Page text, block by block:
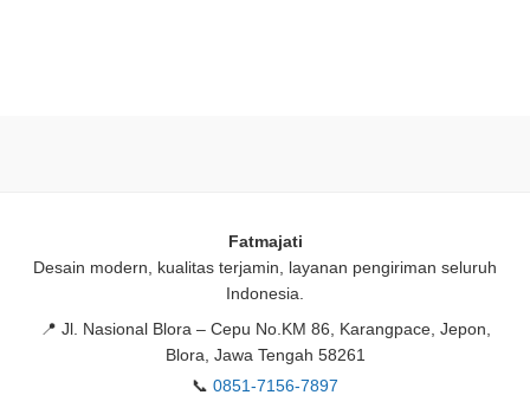
Fatmajati
Desain modern, kualitas terjamin, layanan pengiriman seluruh
Indonesia.
📍 Jl. Nasional Blora – Cepu No.KM 86, Karangpace, Jepon,
Blora, Jawa Tengah 58261
📞 0851-7156-7897